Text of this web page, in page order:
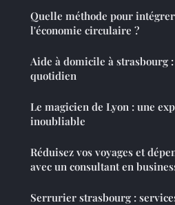
Quelle méthode pour
l'économie circulaire ?
Aide à domicile à strasbourg
quotidien
Le magicien de Lyon : une
inoubliable
Réduisez vos voyages et
avec un consultant en
Serrurier strasbourg :